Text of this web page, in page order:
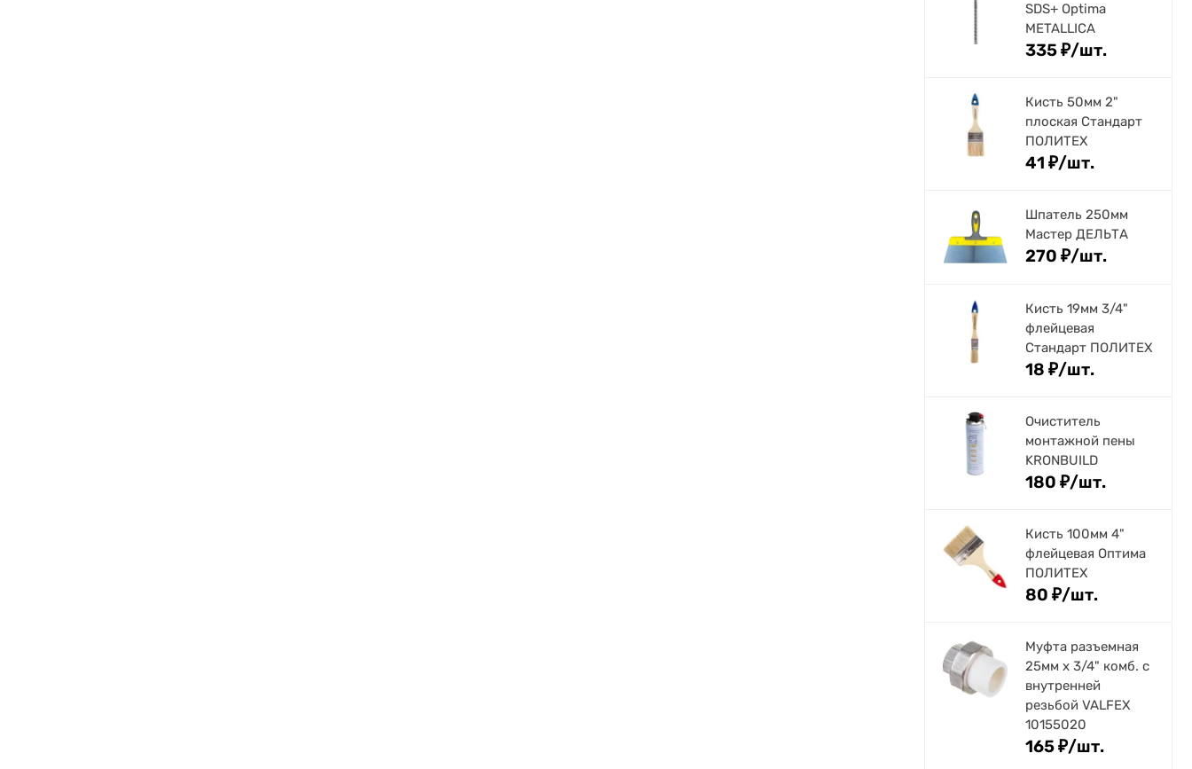
SDS+ Optima
METALLICA
335₽/шт.
Кисть 50мм 2"
плоская Стандарт
ПОЛИТЕХ
41 ₽/шт.
Шпатель 250мм
Мастер ДЕЛЬТА
270 ₽/шт.
Кисть 19мм 3/4"
флейцевая
Стандарт ПОЛИТЕХ
18 ₽/шт.
Очиститель
монтажной пены
KRONBUILD
180 ₽/шт.
Кисть 100мм 4"
флейцевая Оптима
ПОЛИТЕХ
80 ₽/шт.
Муфта разъемная
25мм х 3/4" комб. с
внутренней
резьбой VALFEX
10155020
165₽/шт.